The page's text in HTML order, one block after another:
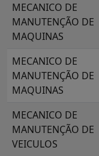
MECANICO DE
MANUTENÇÃO DE
MAQUINAS
MECANICO DE
MANUTENÇÃO DE
MAQUINAS
MECANICO DE
MANUTENÇÃO DE
VEICULOS